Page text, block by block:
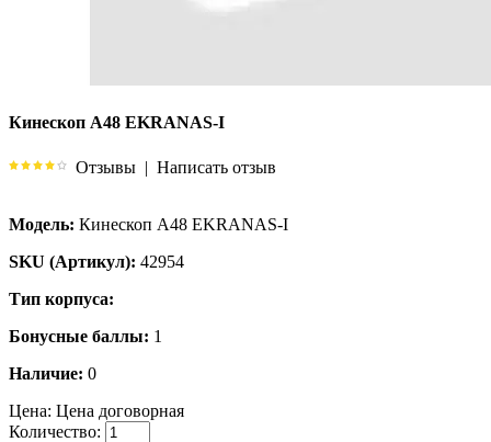
Кинескоп A48 EKRANAS-I
Отзывы | Написать отзыв
Модель: Кинескоп A48 EKRANAS-I
SKU (Артикул): 42954
Тип корпуса:
Бонусные баллы: 1
Наличие: 0
Цена: Цена договорная
Количество: